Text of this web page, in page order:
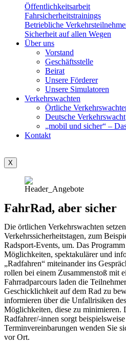
Öffentlichkeitsarbeit
Fahrsicherheitstrainings
Betriebliche
Sicherheit auf allen Wegen
Über uns
Vorstand
Geschäftsstelle
Beirat
Unsere Förderer
Unsere Simulatoren
Verkehrswachten
Örtliche
Deutsche Verkehrswacht
„mobil und sicher“ –
Kontakt
X
FahrRad, aber sicher
Die örtlichen Verkehrswachten
Verkehrssicherheitstagen, zum
Radsport-Events, um. Das
Möglichkeiten, spektakulärer und
„Radfahren“ miteinander ins
rollen bei einem Zusammenstoß mit
Fahrradparcours laden die
Geschicklichkeit auf dem Rad zu
informieren über die Unfallrisiken
Möglichkeiten, diese zu minimieren.
Radfahrer/-innen sorgt
Terminvereinbarungen wenden Sie
vor Ort.